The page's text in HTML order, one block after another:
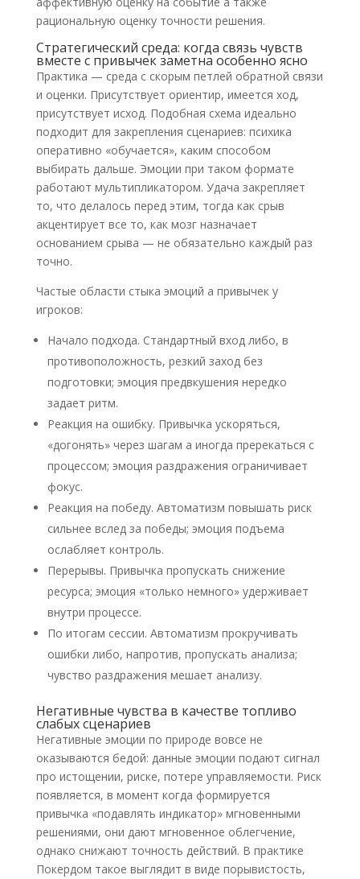
рациональную оценку точности решения.
Стратегический среда: когда связь чувств
вместе с привычек заметна особенно ясно
Практика — среда с скорым петлей обратной связи
и оценки. Присутствует ориентир, имеется ход,
присутствует исход. Подобная схема идеально
подходит для закрепления сценариев: психика
оперативно «обучается», каким способом
выбирать дальше. Эмоции при таком формате
работают мультипликатором. Удача закрепляет
то, что делалось перед этим, тогда как срыв
акцентирует все то, как мозг назначает
основанием срыва — не обязательно каждый раз
точно.
Частые области стыка эмоций а привычек у
игроков:
Начало подхода. Стандартный вход либо, в
противоположность, резкий заход без
подготовки; эмоция предвкушения нередко
задает ритм.
Реакция на ошибку. Привычка ускоряться,
«догонять» через шагам а иногда пререкаться с
процессом; эмоция раздражения ограничивает
фокус.
Реакция на победу. Автоматизм повышать риск
сильнее вслед за победы; эмоция подъема
ослабляет контроль.
Перерывы. Привычка пропускать снижение
ресурса; эмоция «только немного» удерживает
внутри процессе.
По итогам сессии. Автоматизм прокручивать
ошибки либо, напротив, пропускать анализа;
чувство раздражения мешает анализу.
Негативные чувства в качестве топливо
слабых сценариев
Негативные эмоции по природе вовсе не
оказываются бедой: данные эмоции подают сигнал
про истощении, риске, потере управляемости. Риск
появляется, в момент когда формируется
привычка «подавлять индикатор» мгновенными
решениями, они дают мгновенное облегчение,
однако снижают точность действий. В практике
Покердом такое выглядит в виде порывистость,